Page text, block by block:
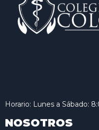
Horario: Lunes a Sábado:
NOSOTROS